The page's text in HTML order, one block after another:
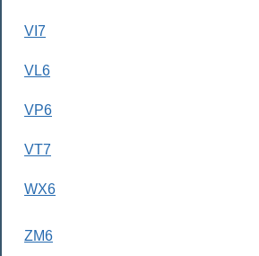
VI7
VL6
VP6
VT7
WX6
ZM6